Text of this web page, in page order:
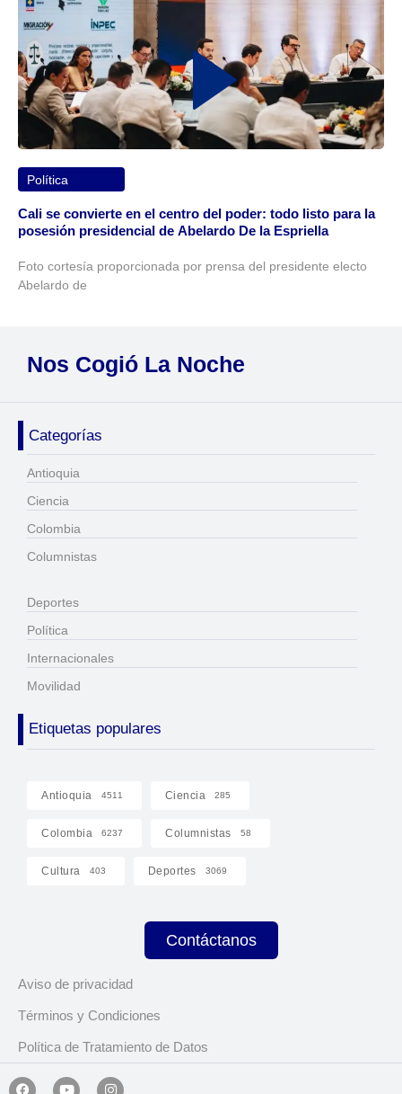
Política
Cali se convierte en el centro del poder: todo listo para la
posesión presidencial de Abelardo De la Espriella
Foto cortesía proporcionada por prensa del presidente electo
Abelardo de
Nos Cogió La Noche
Categorías
Antioquia
Ciencia
Colombia
Columnistas
Deportes
Política
Internacionales
Movilidad
Etiquetas populares
Antioquia 4511 Ciencia 285
Colombia 6237 Columnistas 58
Cultura 403 Deportes 3069
Contáctanos
Aviso de privacidad
Términos y Condiciones
Política de Tratamiento de Datos